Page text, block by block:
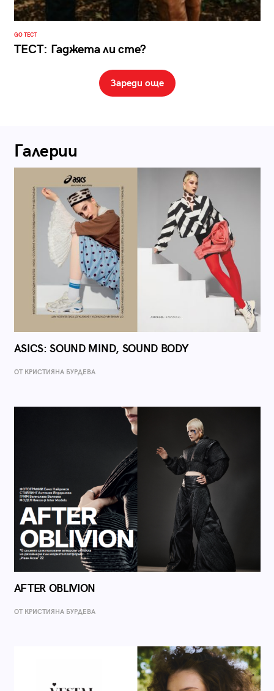
GO ТЕСТ
ТЕСТ: Гаджета ли сте?
Зареди още
Галерии
ASICS: SOUND MIND, SOUND BODY
ОТ КРИСТИЯНА БУРДЕВА
AFTER OBLIVION
ОТ КРИСТИЯНА БУРДЕВА